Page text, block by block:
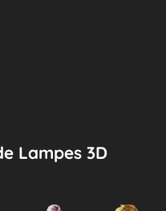
Lampes 3D